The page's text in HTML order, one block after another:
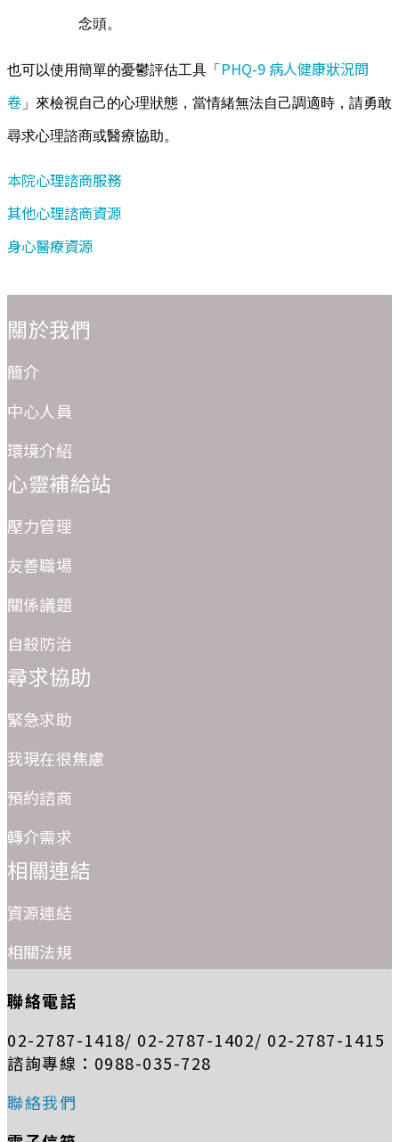
念頭。
也可以使用簡單的憂鬱評估工具「PHQ-9 病人健康狀況問
卷 」來檢視自己的心理狀態，當情緒無法自己調適時，請勇敢
尋求心理諮商或醫療協助。
本院心理諮商服務
其他心理諮商資源
身心醫療資源
關於我們
簡介
中心人員
環境介紹
心靈補給站
壓力管理
友善職場
關係議題
自殺防治
尋求協助
緊急求助
我現在很焦慮
預約諮商
轉介需求
相關連結
資源連結
相關法規
聯絡電話
02-2787-1418/ 02-2787-1402/ 02-2787-1415
諮詢專線：0988-035-728
聯絡我們